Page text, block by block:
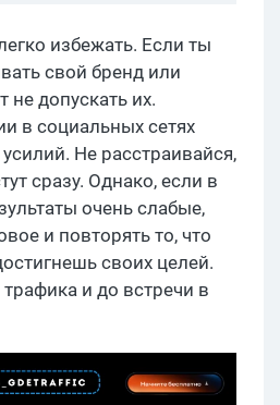
избежать. Если ты
свой бренд или
не допускать их.
в социальных сетях
Не расстраивайся,
сразу. Однако, если в
очень слабые,
и повторять то, что
своих целей.
и до встречи в